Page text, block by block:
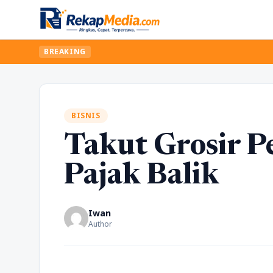
BREAKING
BISNIS
Takut Grosir
Pajak Balik
Iwan
Author